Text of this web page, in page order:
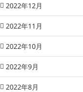
2022年12月
2022年11月
2022年10月
2022年9月
2022年8月